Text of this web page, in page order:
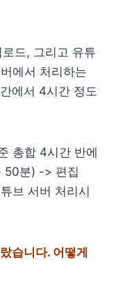
드, 그리고 유튜
에서 처리하는
에서 4시간 정도
총합 4시간 반에
50분) -> 편집
브 서버 처리시
습니다. 어떻게